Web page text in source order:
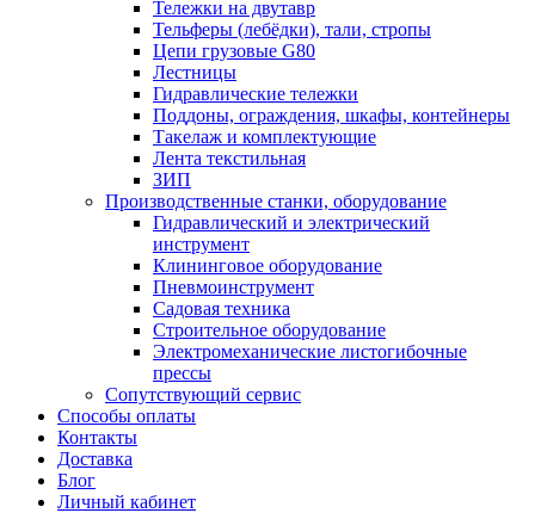
Тележки на двутавр
Тельферы (лебёдки), тали, стропы
Цепи грузовые G80
Лестницы
Гидравлические тележки
Поддоны, ограждения, шкафы, контейнеры
Такелаж и комплектующие
Лента текстильная
ЗИП
Производственные станки, оборудование
Гидравлический и электрический
инструмент
Клининговое оборудование
Пневмоинструмент
Садовая техника
Строительное оборудование
Электромеханические листогибочные
прессы
Сопутствующий сервис
Способы оплаты
Контакты
Доставка
Блог
Личный кабинет